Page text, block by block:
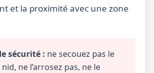
et la proximité avec une zone
sécurité : ne secouez pas le
ne l’arrosez pas, ne le